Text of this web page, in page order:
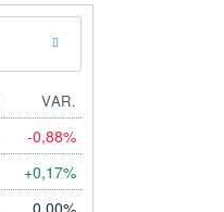
VAR.
-0,88%
+0,17%
0,00%